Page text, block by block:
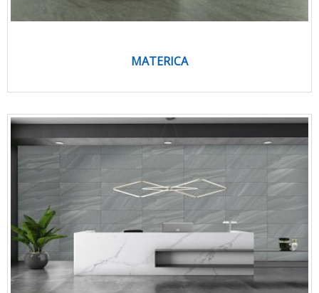
MATERICA